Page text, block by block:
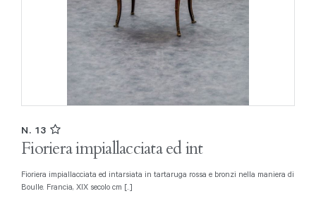
N. 13
Fioriera impiallacciata ed int
Fioriera impiallacciata ed intarsiata in tartaruga rossa e bronzi nella maniera di
Boulle. Francia, XIX secolo cm [..]